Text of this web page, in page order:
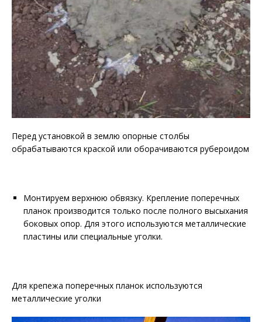
Перед установкой в землю опорные столбы
обрабатываются краской или оборачиваются рубероидом
Монтируем верхнюю обвязку. Крепление поперечных
планок производится только после полного высыхания
боковых опор. Для этого используются металлические
пластины или специальные уголки.
Для крепежа поперечных планок используются
металлические уголки